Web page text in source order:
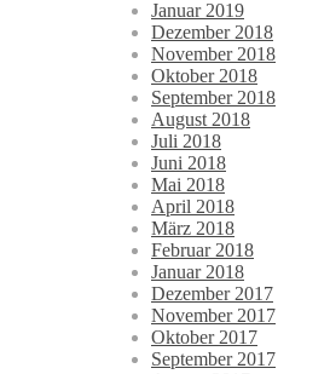
Januar 2019
Dezember 2018
November 2018
Oktober 2018
September 2018
August 2018
Juli 2018
Juni 2018
Mai 2018
April 2018
März 2018
Februar 2018
Januar 2018
Dezember 2017
November 2017
Oktober 2017
September 2017